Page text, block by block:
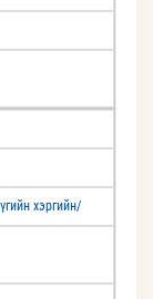
хэргийн/